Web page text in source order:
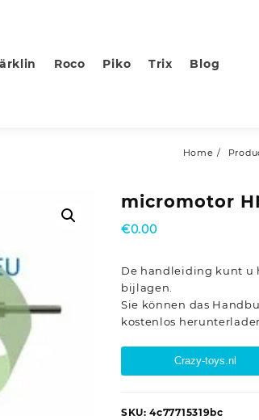
Roco Piko Trix Blog
Home
micromotor
€0.00
De handleiding kunt u
bijlagen.
Sie können das
kostenlos
Crazy-toys.nl
SKU:4c77715319bc